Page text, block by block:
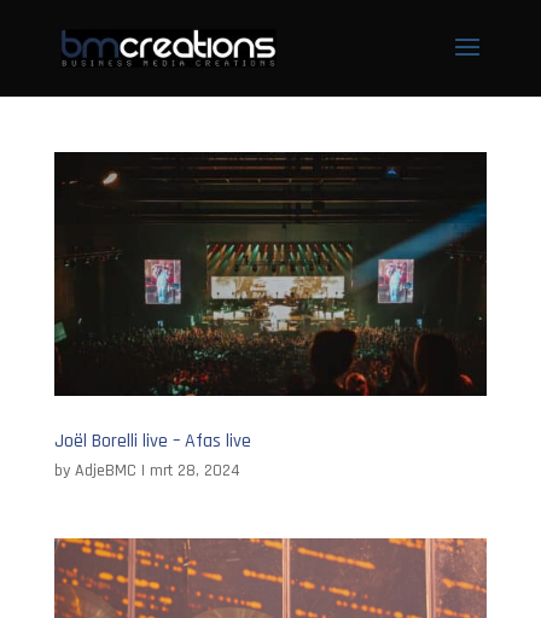
Joël Borelli live – Afas live
by AdjeBMC | mrt 28, 2024